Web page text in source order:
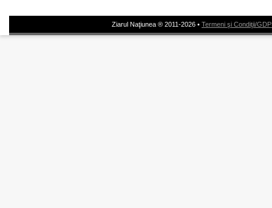
Ziarul Naţiunea ® 2011-2026 • Termeni şi Condiţii/